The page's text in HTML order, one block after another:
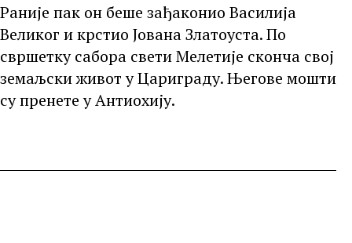
Раније пак он беше зађаконио Василија
Великог и крстио Јована Златоуста. По
свршетку сабора свети Мелетије сконча свој
земаљски живот у Цариграду. Његове мошти
су пренете у Антиохију.